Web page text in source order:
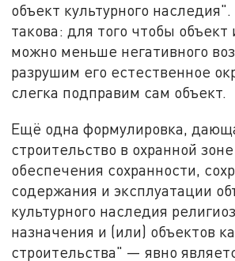
объект культурного
такова: для того чтобы
можно меньше негативного
разрушим его естественное
слегка подправим сам объект.
Ещё одна формулировка,
строительство в охранной
обеспечения сохранности,
содержания и эксплуатации
культурного наследия
назначения и (или) объектов
строительства" — явно